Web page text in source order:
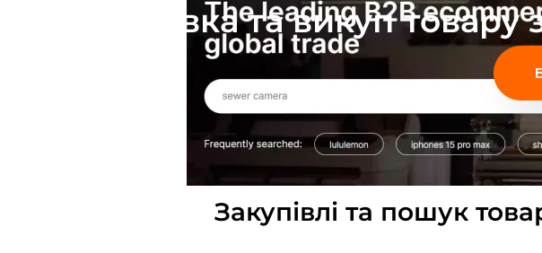
Доставка та викуп
Закупівлі та пошук